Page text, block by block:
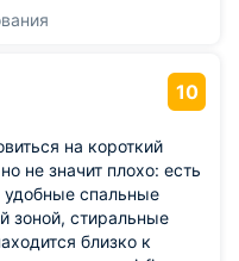
10
на короткий
не значит плохо: есть
удобные спальные
зоной, стиральные
близко к